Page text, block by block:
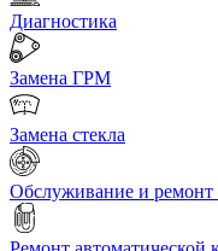
Диагностика
Замена ГРМ
Замена стекла
Обслуживание и ремонт